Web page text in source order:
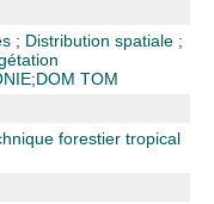
; Distribution spatiale ;
;DOM TOM
forestier tropical